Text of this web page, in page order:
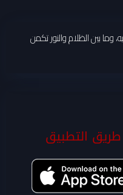
وما بين الظلام والنور تكمن
التطبيق